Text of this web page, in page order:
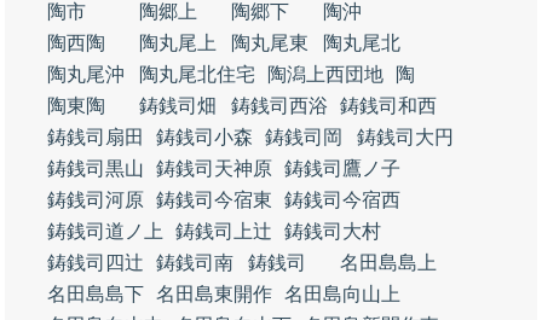
陶市
陶郷上 陶郷下
陶沖
陶西陶
陶丸尾上 陶丸尾東
陶丸尾北
陶丸尾沖
陶丸尾北住宅 陶潟上西団地
陶
陶東陶
鋳銭司畑 鋳銭司西浴
鋳銭司和西
鋳銭司扇田
鋳銭司小森 鋳銭司岡
鋳銭司大円
鋳銭司黒山
鋳銭司天神原 鋳銭司鷹ノ子
鋳銭司河原 鋳銭司今宿東
鋳銭司今宿西
鋳銭司道ノ上
鋳銭司上辻
鋳銭司大村
鋳銭司四辻
鋳銭司南 鋳銭司
名田島島上
名田島島下 名田島東開作 名田島向山上